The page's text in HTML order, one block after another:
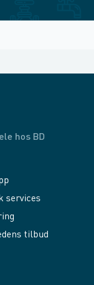
hos BD
services
tilbud